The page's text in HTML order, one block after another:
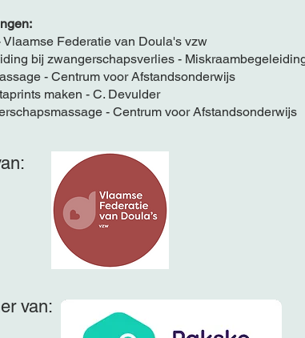
Vlaamse Federatie van Doula's vzw
bij zwangerschapsverlies -
- Centrum voor Afstandsonderwijs
maken - C. Devulder
- Centrum voor Afstandsonderwijs
van: